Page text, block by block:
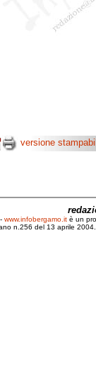
versione
www.infobergamo.it è un
n.256 del 13 aprile